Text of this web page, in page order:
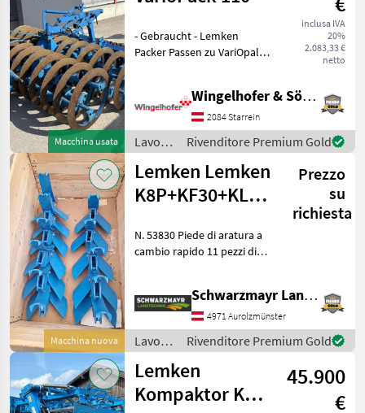
Lemken
SCEGLI
CATEGORIA
Lemken
Maschio
Saphir
Schmotzer
Einböck
Pöttinger
Mostra
tutti
46
MODELLO
Macchina usata
inclusa IVA
20%
2.083,33 €
netto
- Gebraucht - Lemken
Packer Passen zu VariOpal
Nachlaufwalze -
Arbeitsbreite: 2, 3m -
Ringdurchmesser 70cm
Lavorazion
Wingelhofer & Söhne GmbH
2084 Starrein
Lavorazione
terreno
/
Lemken
Rivenditore Premium Gold
Macchina nuova
Lemken Lemken
K8P+KF30+KL8
Accessori per
coltivatori
Prezzo
su
richiesta
N. 53830 Piede di aratura a
cambio rapido 11 pezzi di
ali KF 30 - con deflettore KL
8 per Karat Il team di v
Schwarzmayr Landtechnik GmbH - Aurolzmünster
4971 Aurolzmünster
Lavorazione
terreno
/
Lemken
Rivenditore Premium Gold
Lemken
Kompaktor K
45.900
€